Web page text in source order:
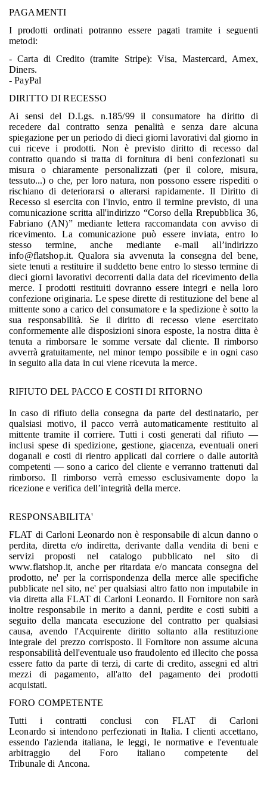
PAGAMENTI
I prodotti ordinati potranno essere pagati tramite i seguenti
metodi:
- Carta di Credito (tramite Stripe): Visa, Mastercard, Amex,
Diners.
- PayPal
DIRITTO DI RECESSO
Ai sensi del D.Lgs. n.185/99 il consumatore ha diritto di
recedere dal contratto senza penalità e senza dare alcuna
spiegazione per un periodo di dieci giorni lavorativi dal giorno in
cui riceve i prodotti. Non è previsto diritto di recesso dal
contratto quando si tratta di fornitura di beni confezionati su
misura o chiaramente personalizzati (per il colore, misura,
tessuto...) o che, per loro natura, non possono essere rispediti o
rischiano di deteriorarsi o alterarsi rapidamente. Il Diritto di
Recesso si esercita con l'invio, entro il termine previsto, di una
comunicazione scritta all'indirizzo “Corso della Rrepubblica 36,
Fabriano (AN)” mediante lettera raccomandata con avviso di
ricevimento. La comunicazione può essere inviata, entro lo
stesso termine, anche mediante e-mail all’indirizzo
info@flatshop.it. Qualora sia avvenuta la consegna del bene,
siete tenuti a restituire il suddetto bene entro lo stesso termine di
dieci giorni lavorativi decorrenti dalla data del ricevimento della
merce. I prodotti restituiti dovranno essere integri e nella loro
confezione originaria. Le spese dirette di restituzione del bene al
mittente sono a carico del consumatore e la spedizione è sotto la
sua responsabilità. Se il diritto di recesso viene esercitato
conformemente alle disposizioni sinora esposte, la nostra ditta è
tenuta a rimborsare le somme versate dal cliente. Il rimborso
avverrà gratuitamente, nel minor tempo possibile e in ogni caso
in seguito alla data in cui viene ricevuta la merce.
RIFIUTO DEL PACCO E COSTI DI RITORNO
In caso di rifiuto della consegna da parte del destinatario, per
qualsiasi motivo, il pacco verrà automaticamente restituito al
mittente tramite il corriere. Tutti i costi generati dal rifiuto —
inclusi spese di spedizione, gestione, giacenza, eventuali oneri
doganali e costi di rientro applicati dal corriere o dalle autorità
competenti — sono a carico del cliente e verranno trattenuti dal
rimborso. Il rimborso verrà emesso esclusivamente dopo la
ricezione e verifica dell’integrità della merce.
RESPONSABILITA'
FLAT di Carloni Leonardo non è responsabile di alcun danno o
perdita, diretta e/o indiretta, derivante dalla vendita di beni e
servizi proposti nel catalogo pubblicato nel sito di
www.flatshop.it, anche per ritardata e/o mancata consegna del
prodotto, ne' per la corrispondenza della merce alle specifiche
pubblicate nel sito, ne' per qualsiasi altro fatto non imputabile in
via diretta alla FLAT di Carloni Leonardo. Il Fornitore non sarà
inoltre responsabile in merito a danni, perdite e costi subiti a
seguito della mancata esecuzione del contratto per qualsiasi
causa, avendo l'Acquirente diritto soltanto alla restituzione
integrale del prezzo corrisposto. Il Fornitore non assume alcuna
responsabilità dell'eventuale uso fraudolento ed illecito che possa
essere fatto da parte di terzi, di carte di credito, assegni ed altri
mezzi di pagamento, all'atto del pagamento dei prodotti
acquistati.
FORO COMPETENTE
Tutti i contratti conclusi con FLAT di Carloni
Leonardo si intendono perfezionati in Italia. I clienti accettano,
essendo l'azienda italiana, le leggi, le normative e l'eventuale
arbitraggio del Foro italiano competente del
Tribunale di Ancona.